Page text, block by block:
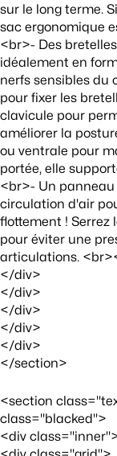
sur le long terme.
sac ergonomique
<br>- Des
idéalement en
nerfs sensibles du
pour fixer les
clavicule pour
améliorer la
ou ventrale pour
portée, elle
<br>- Un
circulation d'air
flottement ! Serrez
pour éviter une
articulations.
</div>
</div>
</div>
</div>
</div>
</section>
<section
class="blacked">
<div